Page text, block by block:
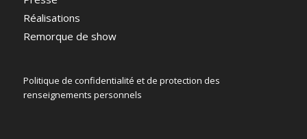
Réalisations
Remorque de show
Politique de confidentialité et de protection des
renseignements personnels